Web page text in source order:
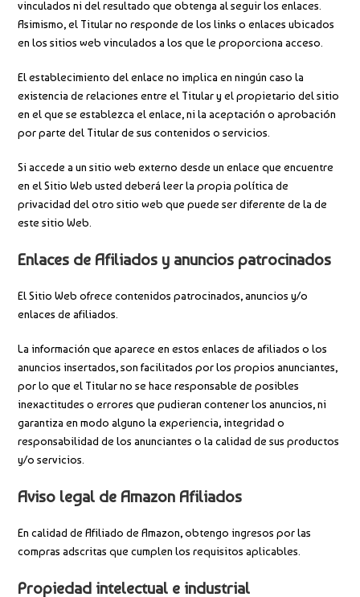
vinculados ni del resultado que obtenga al seguir los enlaces.
Asimismo, el Titular no responde de los links o enlaces ubicados
en los sitios web vinculados a los que le proporciona acceso.
El establecimiento del enlace no implica en ningún caso la
existencia de relaciones entre el Titular y el propietario del sitio
en el que se establezca el enlace, ni la aceptación o aprobación
por parte del Titular de sus contenidos o servicios.
Si accede a un sitio web externo desde un enlace que encuentre
en el Sitio Web usted deberá leer la propia política de
privacidad del otro sitio web que puede ser diferente de la de
este sitio Web.
Enlaces de Afiliados y anuncios patrocinados
El Sitio Web ofrece contenidos patrocinados, anuncios y/o
enlaces de afiliados.
La información que aparece en estos enlaces de afiliados o los
anuncios insertados, son facilitados por los propios anunciantes,
por lo que el Titular no se hace responsable de posibles
inexactitudes o errores que pudieran contener los anuncios, ni
garantiza en modo alguno la experiencia, integridad o
responsabilidad de los anunciantes o la calidad de sus productos
y/o servicios.
Aviso legal de Amazon Afiliados
En calidad de Afiliado de Amazon, obtengo ingresos por las
compras adscritas que cumplen los requisitos aplicables.
Propiedad intelectual e industrial